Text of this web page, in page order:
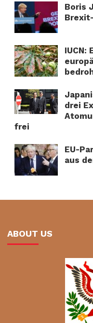
Boris
IUCN:
drei
frei
EU-
aus
ABOUT US